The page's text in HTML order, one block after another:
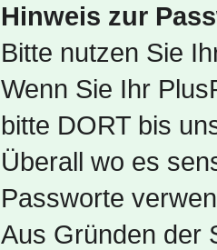
Hinweis zur
Bitte nutzen Sie
Wenn Sie Ihr
bitte DORT bis
Überall wo es
Passworte
Aus Gründen der